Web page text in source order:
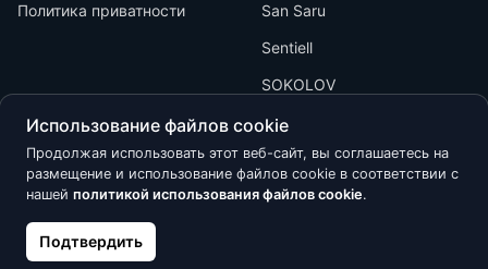
Политика приватности
San Saru
Sentiell
SOKOLOV
Kõik õigused kaitstud © 2026 Calypso
Использование файлов cookie
Продолжая использовать этот веб-сайт, вы соглашаетесь на
размещение и использование файлов cookie в соответствии с
нашей политикой использования файлов cookie.
Подтвердить